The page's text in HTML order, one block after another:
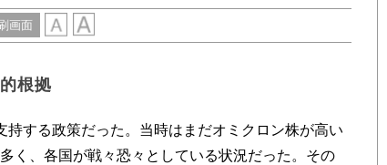
画面
根拠
する政策だった。当時はまだオミクロン株が高い
く、各国が戦々恐々としている状況だった。その